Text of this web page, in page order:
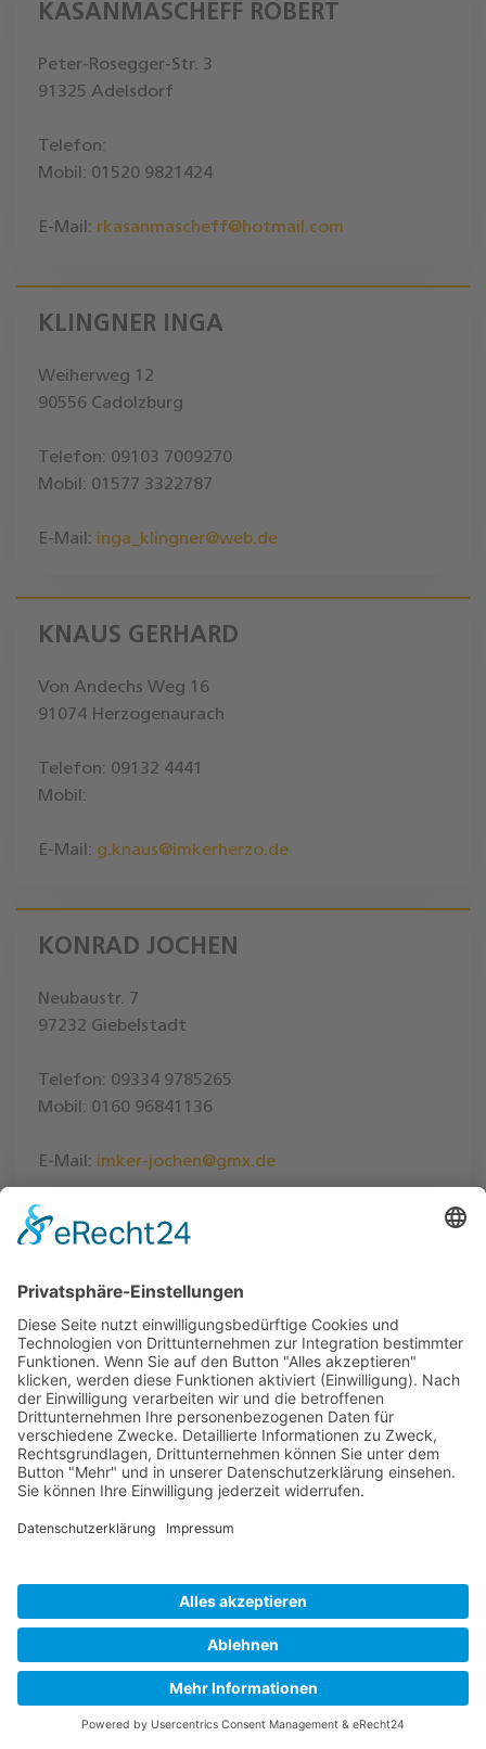
KASANMASCHEFF ROBERT
Peter-Rosegger-Str. 3
91325 Adelsdorf
Telefon:
Mobil: 01520 9821424
E-Mail: rkasanmascheff@hotmail.com
KLINGNER INGA
Weiherweg 12
90556 Cadolzburg
Telefon: 09103 7009270
Mobil: 01577 3322787
E-Mail: inga_klingner@web.de
KNAUS GERHARD
Von Andechs Weg 16
91074 Herzogenaurach
Telefon: 09132 4441
Mobil:
E-Mail: g.knaus@imkerherzo.de
KONRAD JOCHEN
Neubaustr. 7
97232 Giebelstadt
Telefon: 09334 9785265
Mobil: 0160 96841136
E-Mail: imker-jochen@gmx.de
90475 Nürnberg
Telefon: 0911 830862
Mobil:
E-Mail:f.mages@freenet.de
Rothenbergstr. 20
Telefon: 09126 4590
Mobil: 0172 4600755